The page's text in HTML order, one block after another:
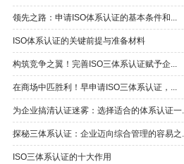
领先之路：申请ISO体系认证的基本条件和...
ISO体系认证的关键前提与准备材料
构筑竞争之翼！完善ISO三体系认证赋予企...
在商场中匹胜利！早申请ISO三体系认证，...
为企业搞清认证迷雾：选择适合的体系认证一...
探秘三体系认证：企业迈向综合管理的容易之...
ISO三体系认证的十大作用